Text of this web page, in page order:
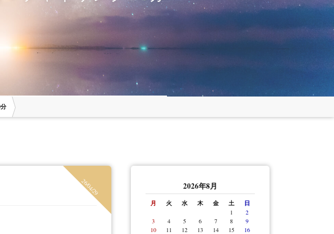
チャネリング
ヒーリング＋フェイシャルトリー
26/04/29 2026年8月
月 火 水 木 金 土 日
1
2
3
4 5 6 7 8
9
10
11 12 13 14 15
16